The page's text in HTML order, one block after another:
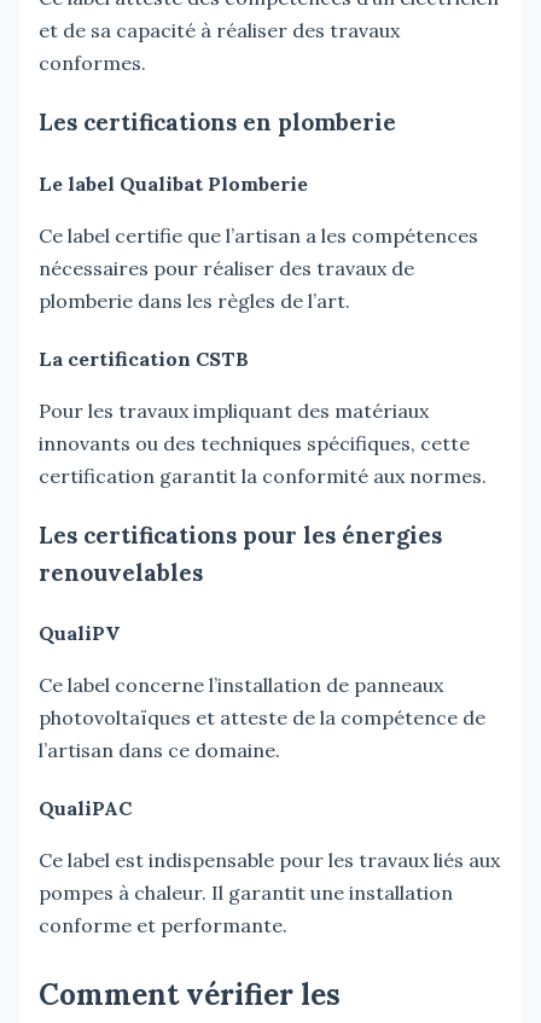
et de sa capacité à réaliser des travaux
conformes.
Les certifications en plomberie
Le label Qualibat Plomberie
Ce label certifie que l’artisan a les compétences
nécessaires pour réaliser des travaux de
plomberie dans les règles de l’art.
La certification CSTB
Pour les travaux impliquant des matériaux
innovants ou des techniques spécifiques, cette
certification garantit la conformité aux normes.
Les certifications pour les énergies
renouvelables
QualiPV
Ce label concerne l’installation de panneaux
photovoltaïques et atteste de la compétence de
l’artisan dans ce domaine.
QualiPAC
Ce label est indispensable pour les travaux liés aux
pompes à chaleur. Il garantit une installation
conforme et performante.
Comment vérifier les